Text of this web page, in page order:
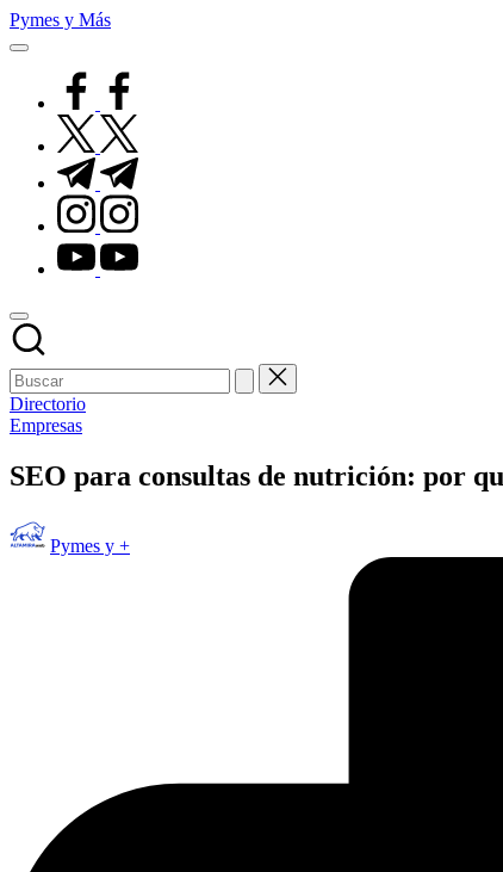
Saltar
al
Pymes y Más
Un
negocios
facebook.com
twitter.com
t.me
instagram.com
youtube.com
Directorio
Publicado
Empresas
SEO para consultas de nutrición: por
Publicado
por
Pymes y +